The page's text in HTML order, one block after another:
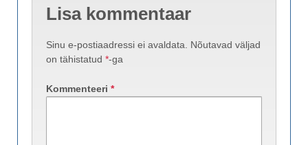
Lisa kommentaar
Sinu e-postiaadressi ei avaldata.
Nõutavad väljad
on tähistatud *-ga
Kommenteeri *